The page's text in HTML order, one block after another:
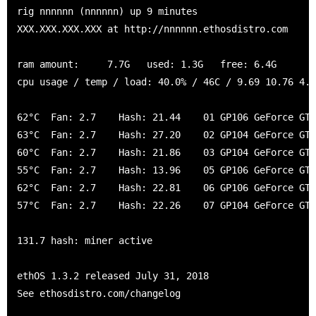
rig nnnnnn (nnnnnn) up 9 minutes
XXX.XXX.XXX.XXX at http://nnnnnn.ethosdistro.com
ram amount:     7.7G   used: 1.3G   free: 6.4G
cpu usage / temp / load: 40.0% / 46C / 9.69 10.76
62°C  Fan: 2.7    Hash: 21.44    01 GP106 GeForce
63°C  Fan: 2.7    Hash: 27.20    02 GP104 GeForce
60°C  Fan: 2.7    Hash: 21.86    03 GP104 GeForce
55°C  Fan: 2.7    Hash: 13.96    05 GP106 GeForce
62°C  Fan: 2.7    Hash: 22.81    06 GP106 GeForce
57°C  Fan: 2.7    Hash: 22.26    07 GP104 GeForce
131.7 hash: miner active
ethOS 1.3.2 released July 31, 2018
See ethosdistro.com/changelog